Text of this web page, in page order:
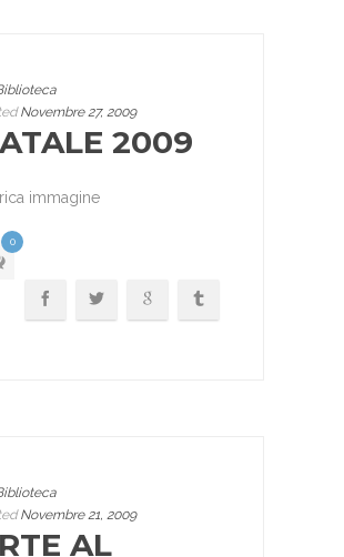
Novembre 27, 2009
2009
immagine
0
Novembre 21, 2009
AL